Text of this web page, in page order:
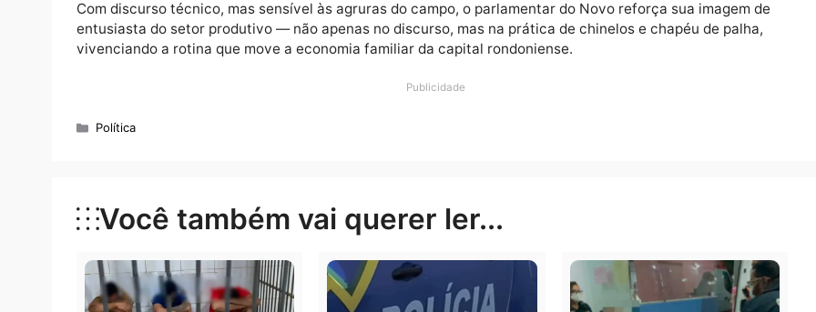
“Raramente um vereador vem até aqui num domingo de sol quente. O Dr. Gilber mostrou que quer
nossa luta na pele. A gente precisa de político que não tenha medo de pisar no barro.”
Dr. Gilber finalizou sua agenda prometendo voltar à região em até 60 dias para apresentar as
para um abaixo-assinado que pede a implantação de um entreposto de pescado na região Norte de
entusiasta do setor produtivo — não apenas no discurso, mas na prática de chinelos e chapéu de
vivenciando a rotina que move a economia familiar da capital rondoniense.